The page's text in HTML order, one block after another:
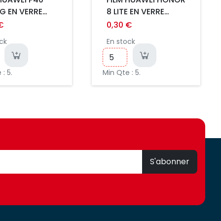
EN VERRE
2.5D ULTRA
: 5.
8 LITE EN VERRE
TREMPE 2.5D ULTRA
INCASSABLE
0,30 €
En stock
Min Qte : 5.
S'abonner